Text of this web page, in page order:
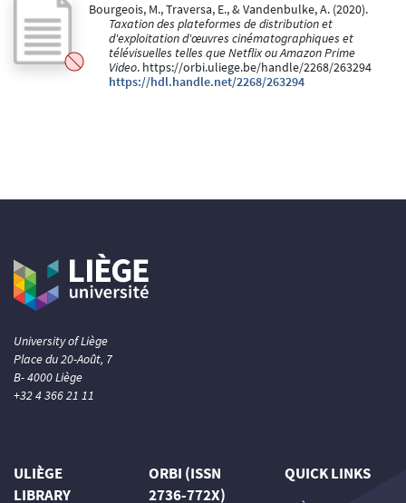
Bourgeois, M., Traversa, E., & Vandenbulke, A. (2020).
Taxation des plateformes de distribution et
d'exploitation d'œuvres cinématographiques et
télévisuelles telles que Netflix ou Amazon Prime
Video. https://orbi.uliege.be/handle/2268/263294
https://hdl.handle.net/2268/263294
University of Liège
Place du 20-Août, 7
B- 4000 Liège
+32 4 366 21 11
ULIÈGE
LIBRARY
ORBI (ISSN
2736-772X)
QUICK LINKS